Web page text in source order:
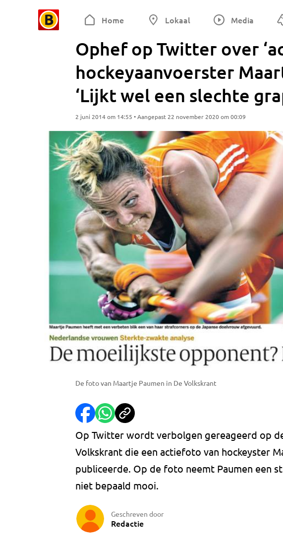
Home Lokaal Media
Ophef op Twitter over
hockeyaanvoerster
‘Lijkt wel een slechte
2 juni 2014 om 14:55 • Aangepast 22 november 2020 om 00:09
De foto van Maartje Paumen in De Volkskrant
Op Twitter wordt verbolgen gereageerd op
Volkskrant die een actiefoto van hockeyster
publiceerde. Op de foto neemt Paumen een
niet bepaald mooi.
Geschreven door
Redactie